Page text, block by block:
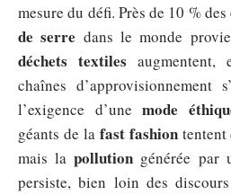
mesure du défi. Près de 10 % des
de serre dans le monde
déchets textiles
chaînes d’approvisionnement
l’exigence d’une mode
géants de la fast fashiontentent
mais lapollution générée par
persiste, bien loin des